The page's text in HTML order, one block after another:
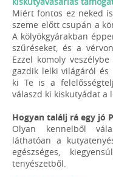
Miért fontos ez neked
szeme előtt csupán a
A kölyökgyárakban
szűréseket, és a
Ezzel komoly
gazdik lelki világáról
ki Te is a
válaszd ki kiskutyádat a
Hogyan találj rá egy jó
Olyan kennelből
láthatóan a
egészséges,
tenyészetből.